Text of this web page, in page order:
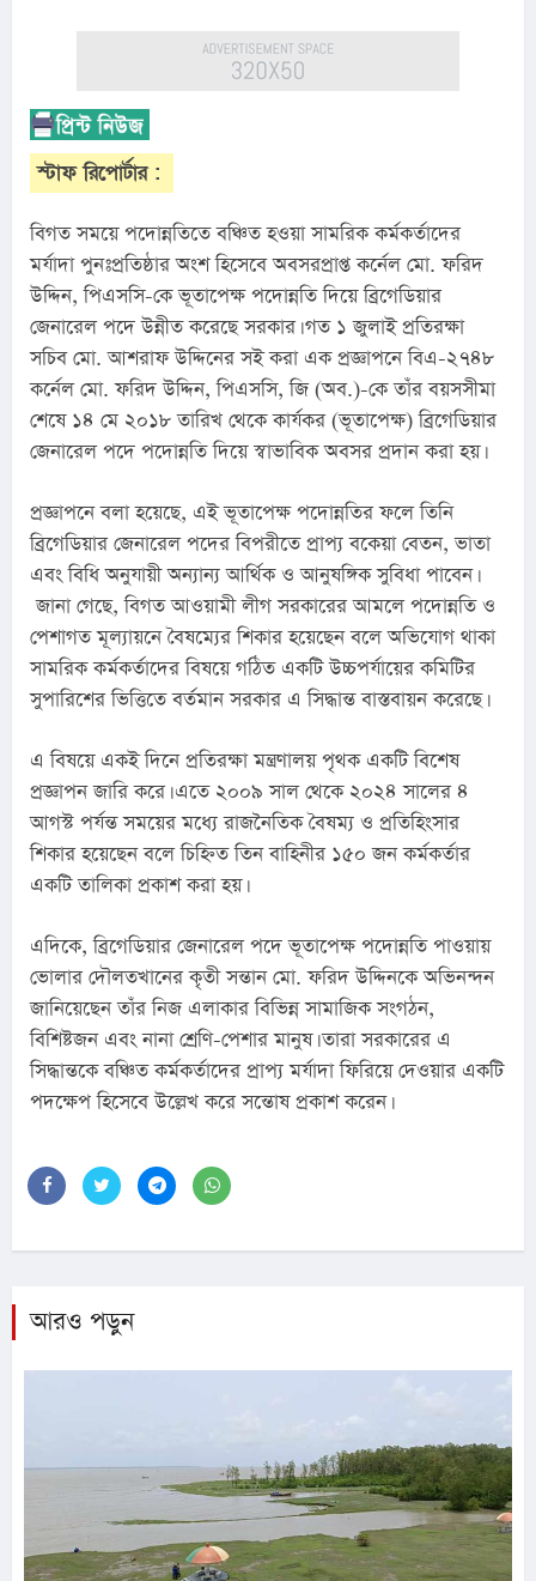
স্টাফ রিপোর্টার :
বিগত সময়ে পদোন্নতিতে বঞ্চিত হওয়া সামরিক কর্মকর্তাদের
মর্যাদা পুনঃপ্রতিষ্ঠার অংশ হিসেবে অবসরপ্রাপ্ত কর্নেল মো. ফরিদ
উদ্দিন, পিএসসি-কে ভূতাপেক্ষ পদোন্নতি দিয়ে ব্রিগেডিয়ার
জেনারেল পদে উন্নীত করেছে সরকার। গত ১ জুলাই প্রতিরক্ষা
সচিব মো. আশরাফ উদ্দিনের সই করা এক প্রজ্ঞাপনে বিএ-২৭৪৮
কর্নেল মো. ফরিদ উদ্দিন, পিএসসি, জি (অব.)-কে তাঁর বয়সসীমা
শেষে ১৪ মে ২০১৮ তারিখ থেকে কার্যকর (ভূতাপেক্ষ) ব্রিগেডিয়ার
জেনারেল পদে পদোন্নতি দিয়ে স্বাভাবিক অবসর প্রদান করা হয়।
প্রজ্ঞাপনে বলা হয়েছে, এই ভূতাপেক্ষ পদোন্নতির ফলে তিনি
ব্রিগেডিয়ার জেনারেল পদের বিপরীতে প্রাপ্য বকেয়া বেতন, ভাতা
এবং বিধি অনুযায়ী অন্যান্য আর্থিক ও আনুষঙ্গিক সুবিধা পাবেন।
জানা গেছে, বিগত আওয়ামী লীগ সরকারের আমলে পদোন্নতি ও
পেশাগত মূল্যায়নে বৈষম্যের শিকার হয়েছেন বলে অভিযোগ থাকা
সামরিক কর্মকর্তাদের বিষয়ে গঠিত একটি উচ্চপর্যায়ের কমিটির
সুপারিশের ভিত্তিতে বর্তমান সরকার এ সিদ্ধান্ত বাস্তবায়ন করেছে।
এ বিষয়ে একই দিনে প্রতিরক্ষা মন্ত্রণালয় পৃথক একটি বিশেষ
প্রজ্ঞাপন জারি করে। এতে ২০০৯ সাল থেকে ২০২৪ সালের ৪
আগস্ট পর্যন্ত সময়ের মধ্যে রাজনৈতিক বৈষম্য ও প্রতিহিংসার
শিকার হয়েছেন বলে চিহ্নিত তিন বাহিনীর ১৫০ জন কর্মকর্তার
একটি তালিকা প্রকাশ করা হয়।
এদিকে, ব্রিগেডিয়ার জেনারেল পদে ভূতাপেক্ষ পদোন্নতি পাওয়ায়
ভোলার দৌলতখানের কৃতী সন্তান মো. ফরিদ উদ্দিনকে অভিনন্দন
জানিয়েছেন তাঁর নিজ এলাকার বিভিন্ন সামাজিক সংগঠন,
বিশিষ্টজন এবং নানা শ্রেণি-পেশার মানুষ। তারা সরকারের এ
সিদ্ধান্তকে বঞ্চিত কর্মকর্তাদের প্রাপ্য মর্যাদা ফিরিয়ে দেওয়ার একটি
পদক্ষেপ হিসেবে উল্লেখ করে সন্তোষ প্রকাশ করেন।
আরও পড়ুন